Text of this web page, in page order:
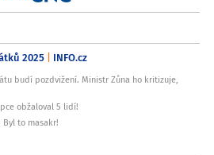
2025 INFO.cz
budí pozdvižení. Ministr Zůna ho kritizuje,
obžaloval 5 lidí!
to masakr!